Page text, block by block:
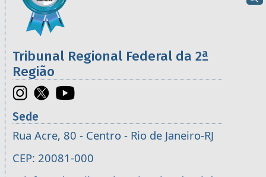
Tribunal Regional Federal da 2ª
Região
Sede
Rua Acre, 80 - Centro - Rio de Janeiro-RJ
CEP: 20081-000